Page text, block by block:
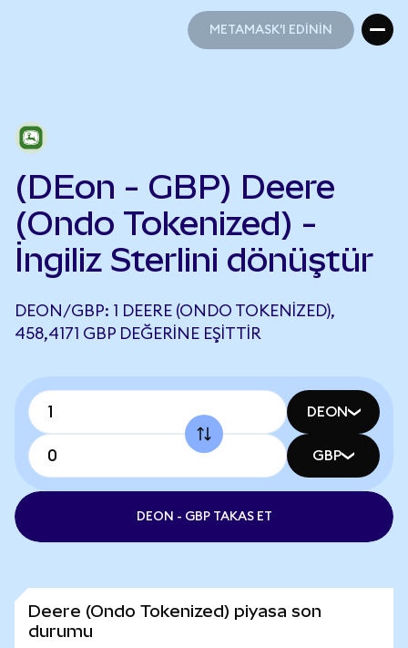
METAMASK'I EDİNİN
(DEon - GBP) Deere
(Ondo Tokenized) -
İngiliz Sterlini dönüştür
DEON/GBP: 1 DEERE (ONDO TOKENIZED),
458,4171 GBP DEĞERINE EŞITTIR
DEON
GBP
DEON - GBP TAKAS ET
Deere (Ondo Tokenized) piyasa son
durumu